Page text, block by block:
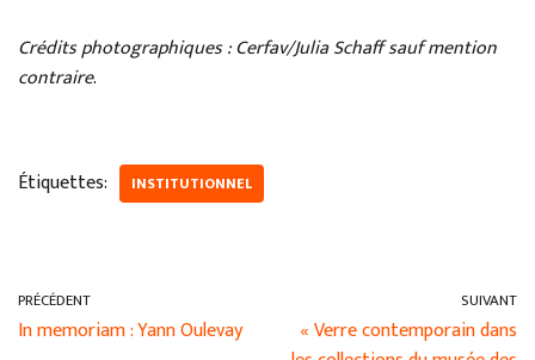
Crédits photographiques : Cerfav/Julia Schaff sauf mention
contraire.
Étiquettes: INSTITUTIONNEL
PRÉCÉDENT
In memoriam : Yann Oulevay
SUIVANT
« Verre contemporain dans